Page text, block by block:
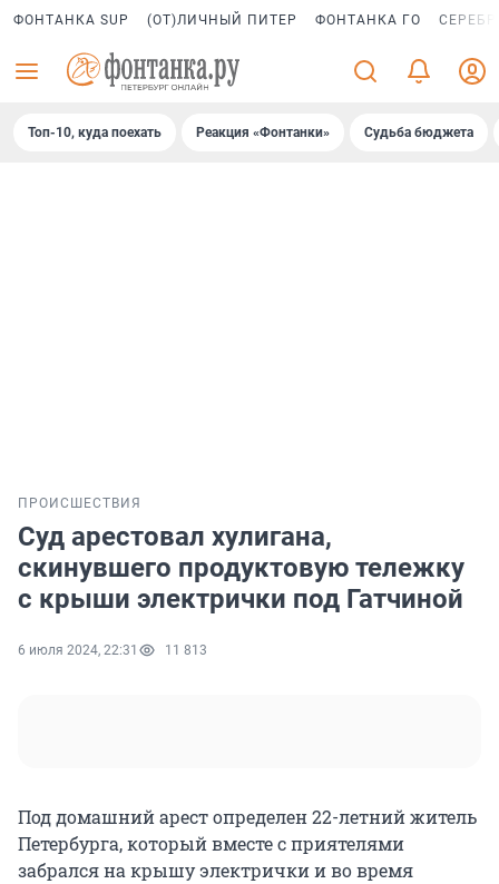
ФОНТАНКА SUP (ОТ)ЛИЧНЫЙ ПИТЕР ФОНТАНКА ГО
Топ-10, куда поехать Реакция «Фонтанки» Судьба бюджета
ПРОИСШЕСТВИЯ
Суд арестовал хулигана,
скинувшего продуктовую тележку
с крыши электрички под Гатчиной
6 июля 2024, 22:31 11 813
Под домашний арест определен 22-летний житель
Петербурга, который вместе с приятелями
забрался на крышу электрички и во время